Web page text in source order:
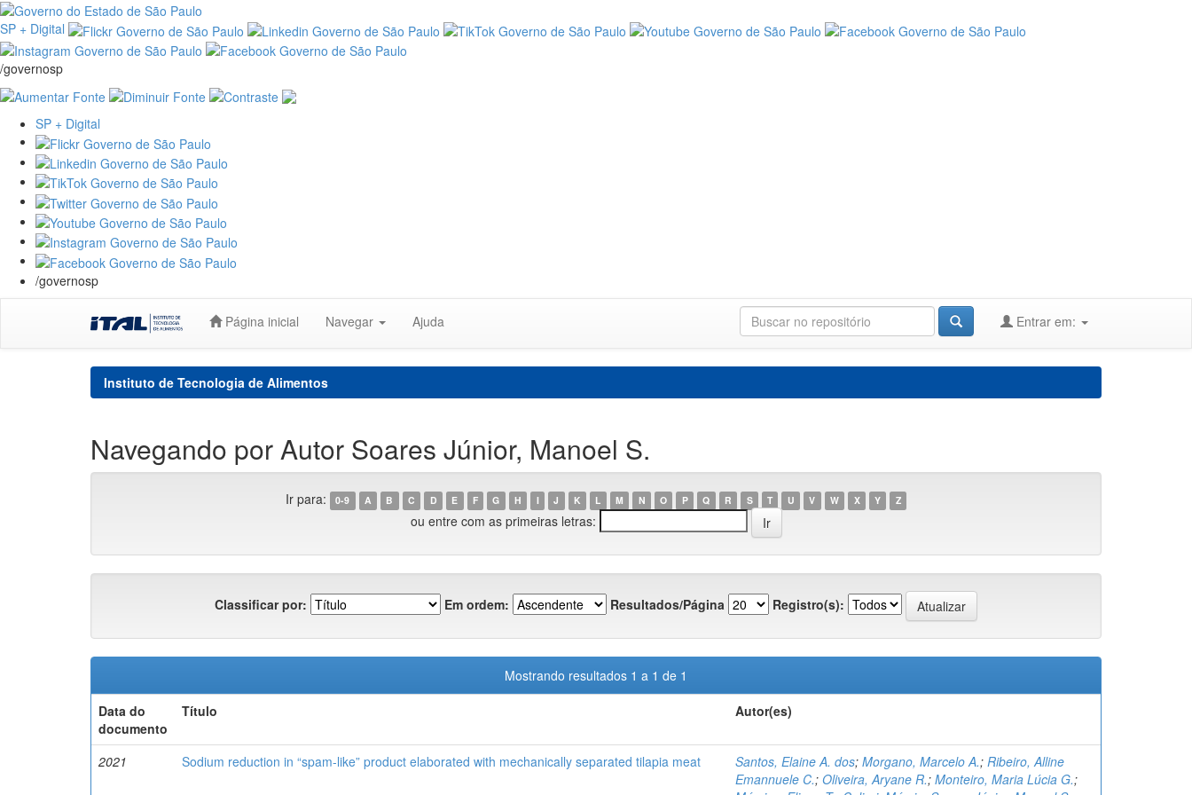
SP + Digital
/governosp
SP + Digital
/governosp
Página inicial Navegar Ajuda Entrar em:
Instituto de Tecnologia de Alimentos
Navegando por Autor Soares Júnior, Manoel S.
Ir para: 0-9 A B C D E F G H I J K L M N O P Q R S T U V W X Y Z
ou entre com as primeiras letras:
Classificar por: Em ordem: Resultados/Página Registro(s):
Mostrando resultados 1 a 1 de 1
Data do
documento
Título Autor(es)
2021 Sodium reduction in “spam-like” product elaborated with mechanically separated tilapia meat Santos, Elaine A. dos; Morgano, Marcelo A.; Ribeiro, Alline
Emannuele C.; Oliveira, Aryane R.; Monteiro, Maria Lúcia G.;